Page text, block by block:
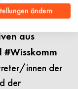
meets media:
aus
#Wisskomm
innen der
der
ändern